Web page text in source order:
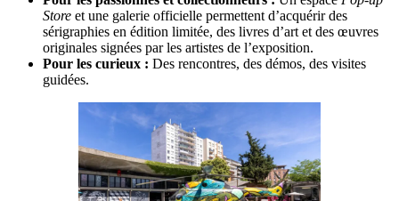
Store et une galerie officielle permettent d’acquérir des
sérigraphies en édition limitée, des livres d’art et des œuvres
originales signées par les artistes de l’exposition.
Pour les curieux : Des rencontres, des démos, des visites
guidées.